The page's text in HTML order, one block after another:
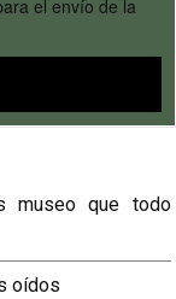
el envío de la
museo que todo
oídos